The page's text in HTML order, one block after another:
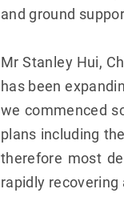
and ground
Mr Stanley Hui,
has been
we commenced
plans including
therefore most
rapidly recovering